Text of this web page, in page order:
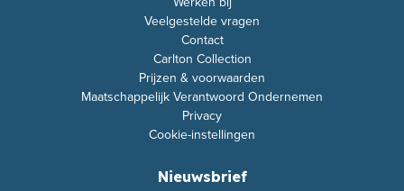
Veelgestelde vragen
Contact
Carlton Collection
Prijzen & voorwaarden
Maatschappelijk Verantwoord Ondernemen
Privacy
Cookie-instellingen
Nieuwsbrief